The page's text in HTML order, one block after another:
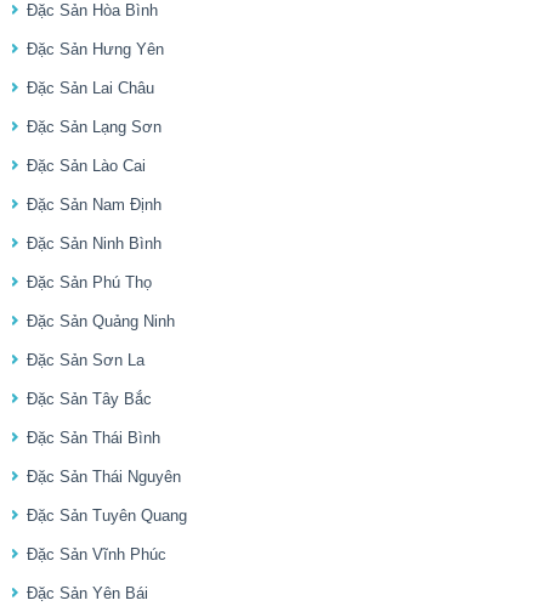
Đặc Sản Hòa Bình
Đặc Sản Hưng Yên
Đặc Sản Lai Châu
Đặc Sản Lạng Sơn
Đặc Sản Lào Cai
Đặc Sản Nam Định
Đặc Sản Ninh Bình
Đặc Sản Phú Thọ
Đặc Sản Quảng Ninh
Đặc Sản Sơn La
Đặc Sản Tây Bắc
Đặc Sản Thái Bình
Đặc Sản Thái Nguyên
Đặc Sản Tuyên Quang
Đặc Sản Vĩnh Phúc
Đặc Sản Yên Bái